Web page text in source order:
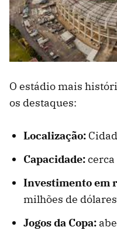
O estádio mais
os destaques:
Localização:
Capacidade:
Investimento em
milhões de dólares
Jogos da Copa: